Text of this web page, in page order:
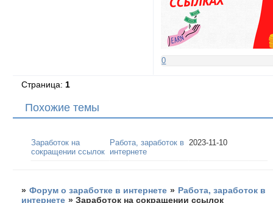
0
Страница: 1
Похожие темы
Заработок на
сокращении ссылок
Работа, заработок в
интернете
2023-11-10
» Форум о заработке в интернете » Работа, заработок в
интернете »Заработок на сокращении ссылок